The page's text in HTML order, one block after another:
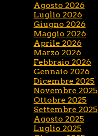
Agosto 2026
Luglio 2026
Giugno 2026
Maggio 2026
Aprile 2026
Marzo 2026
Febbraio 2026
Gennaio 2026
Dicembre 2025
Novembre 2025
Ottobre 2025
Settembre 2025
Agosto 2025
Luglio 2025